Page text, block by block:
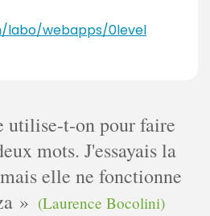
webapps/0level
utilise-t-on pour faire
mots. J'essayais la
elle ne fonctionne
(Laurence Bocolini)